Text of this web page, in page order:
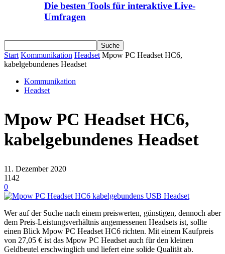
Die besten Tools für interaktive Live-
Umfragen
Start Kommunikation Headset Mpow PC Headset HC6,
kabelgebundenes Headset
Kommunikation
Headset
Mpow PC Headset HC6,
kabelgebundenes Headset
11. Dezember 2020
1142
0
Wer auf der Suche nach einem preiswerten, günstigen, dennoch aber
dem Preis-Leistungsverhältnis angemessenen Headsets ist, sollte
einen Blick Mpow PC Headset HC6 richten. Mit einem Kaufpreis
von 27,05 € ist das Mpow PC Headset auch für den kleinen
Geldbeutel erschwinglich und liefert eine solide Qualität ab.